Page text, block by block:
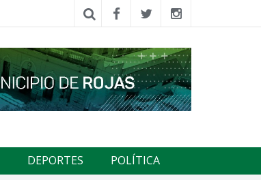
DEPORTES POLÍTICA